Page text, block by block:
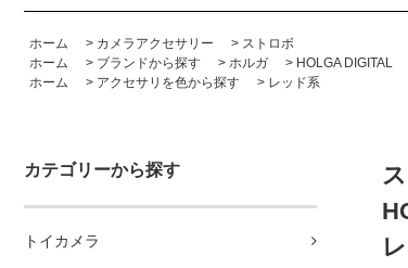
ホーム > カメラアクセサリー > ストロボ
ホーム
> ブランドから探す > ホルガ > HOLGA DIGITAL
ホーム
> アクセサリを色から探す > レッド系
カテゴリーから探す
トイカメラ